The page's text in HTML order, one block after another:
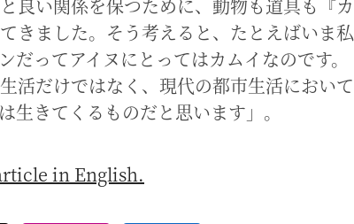
良い関係を保つために、動物も道具も『カ
きました。そう考えると、たとえばいま私
だってアイヌにとってはカムイなのです。
活だけではなく、現代の都市生活において
生きてくるものだと思います」。
in English.